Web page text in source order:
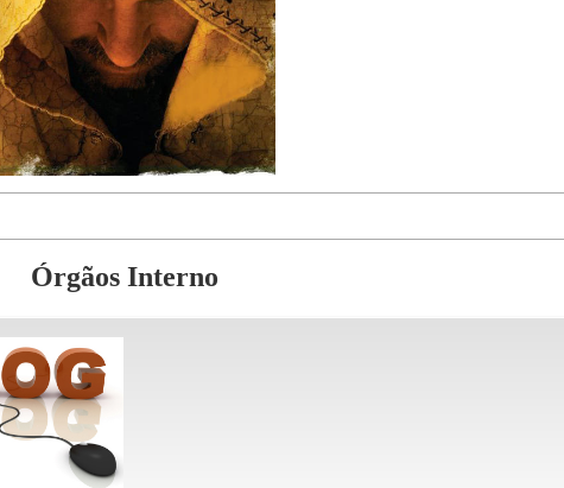
Órgãos Interno